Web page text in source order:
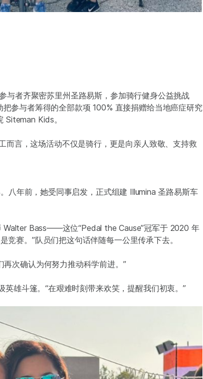
与者齐聚密苏里州圣路易斯，参加骑行健身公益挑战
把参与者筹得的全部款项 100% 直接捐赠给当地癌症研究
Siteman Kids。
言，这场活动不仅是骑行，更是向亲人致敬、支持救
八年前，她受同事启发，正式组建 Illumina 圣路易斯车
Walter Bass——这位“Pedal the Cause”冠军于 2020 年
竞赛。”队员们把这句话伴随每一公里传承下去。
次确认为何努力推动科学前进。”
雄斗篷。“在艰难时刻带来欢笑，提醒我们初衷。”